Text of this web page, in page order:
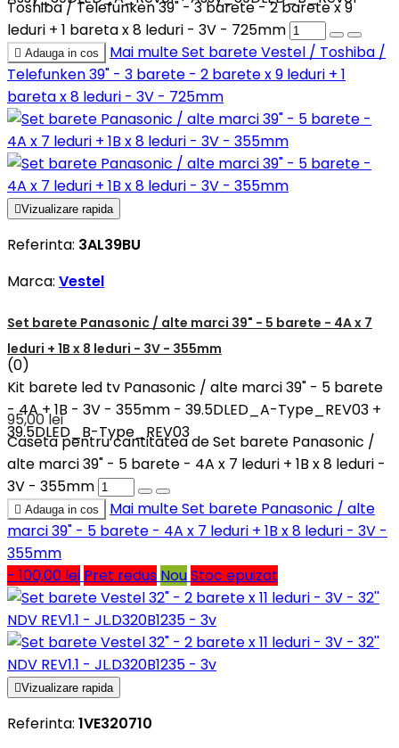
Toshiba / Telefunken 39" - 3 barete - 2 barete x 9
leduri + 1 bareta x 8 leduri - 3V - 725mm
 Adauga in cos Mai multeSet barete Vestel / Toshiba /
Telefunken 39" - 3 barete - 2 barete x 9 leduri + 1
bareta x 8 leduri - 3V - 725mm
Vizualizare rapida
Referinta: 3AL39BU
Marca: Vestel
Set barete Panasonic / alte marci 39" - 5 barete - 4A x 7
leduri + 1B x 8 leduri - 3V - 355mm
(0)
Kit barete led tv Panasonic / alte marci 39" - 5 barete
- 4A + 1B - 3V - 355mm - 39.5DLED_A-Type_REV03 +
39.5DLED_B-Type_REV03
95,00 lei
Caseta pentru cantitatea de Set barete Panasonic /
alte marci 39" - 5 barete - 4A x 7 leduri + 1B x 8 leduri -
3V - 355mm
 Adauga in cos Mai multeSet barete Panasonic / alte
marci 39" - 5 barete - 4A x 7 leduri + 1B x 8 leduri - 3V -
355mm
- 100,00 lei Pret redus NouStoc epuizat
Vizualizare rapida
Referinta: 1VE320710